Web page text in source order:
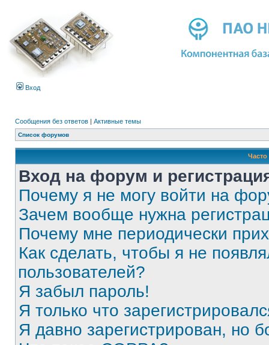
Вход
Сообщения без ответов | Активные темы
Список форумов
Вход на форум и
Почему я не могу войти на
Зачем вообще нужна
Почему мне периодически
Как сделать, чтобы я не
пользователей?
Я забыл пароль!
Я только что
Я давно зарегистрирован, но